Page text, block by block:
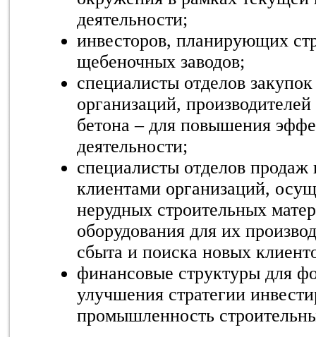
деятельности;
инвесторов, планирующих
щебеночных заводов;
специалисты отделов
организаций,
бетона – для повышения
деятельности;
специалисты отделов продаж
клиентами организаций,
нерудных строительных
оборудования для их
сбыта и поиска новых
финансовые структуры для
улучшения стратегии
промышленность